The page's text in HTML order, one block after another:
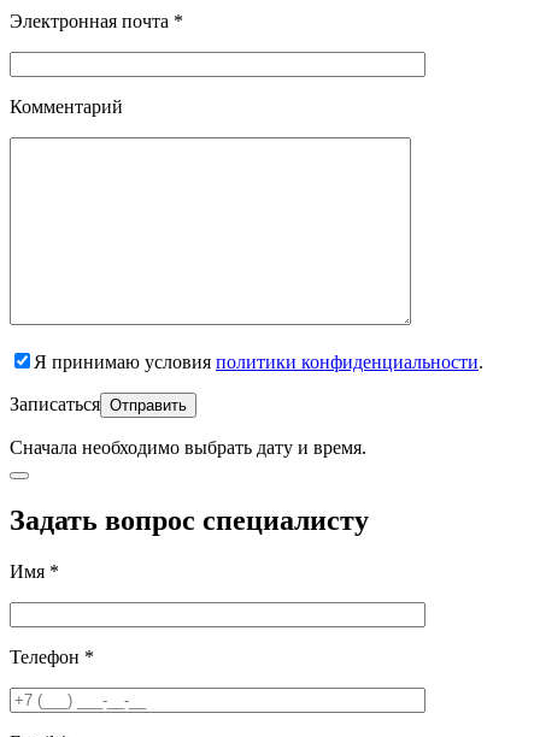
Электронная почта *
Комментарий
Я принимаю условия политики конфиденциальности.
Записаться
Сначала необходимо выбрать дату и время.
Задать вопрос специалисту
Имя *
Телефон *